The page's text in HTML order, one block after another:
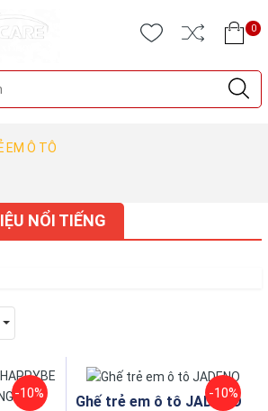
0
EM Ô TÔ
NỔI TIẾNG
-10% -10%
Ghế trẻ em ô tô JADENO